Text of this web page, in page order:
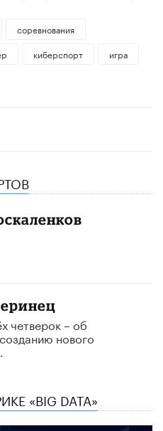
соревнования
киберспорт
игра
четверок – об
нового
«BIG DATA»